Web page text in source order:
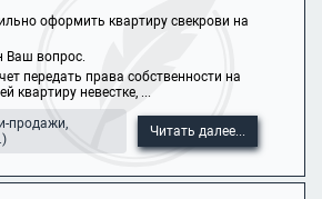
оформить квартиру свекрови на
Ваш вопрос.
передать права собственности на
квартиру невестке, ...
продажи,
Читать далее...